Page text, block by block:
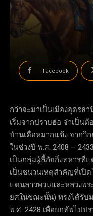
Facebook
กว่าจะมาเป็นเมืองอุดรธา
เริ่มจากปราบฮ่อ จำเป็น
บ้านเดื่อหมากแข้ง จากวิ
ในช่วงปี พ.ศ. 2408 –
เป็นกลุ่มผู้ลี้ภัยกึ่งทหารที่
เป็นชนวนเหตุสำคัญที่เปิ
แดนลาวพวนและหลวงพ
ยศในขณะนั้น) ทรงได้รับ
พ.ศ. 2428 เพื่อยกทัพไปป